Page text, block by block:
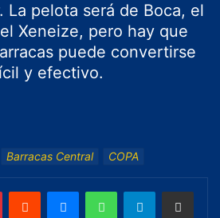
La pelota será de Boca, el
Xeneize, pero hay que
puede convertirse
y efectivo.
Barracas Central COPA